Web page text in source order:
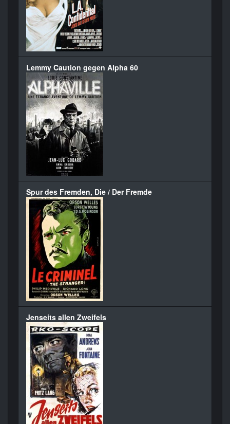
Lemmy Caution gegen Alpha 60
Spur des Fremden, Die / Der Fremde
Jenseits allen Zweifels